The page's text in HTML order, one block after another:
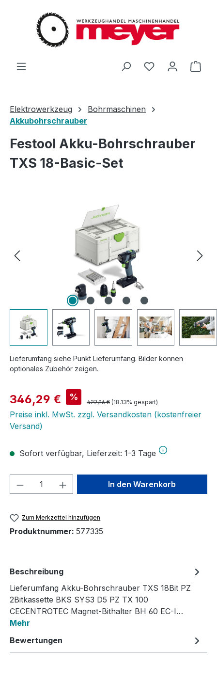
Zum Hauptinhalt springen
Du hast 0
Elektrowerkzeug
Bohrmaschinen
Akkubohrschrauber
Festool Akku-Bohrschrauber
TXS 18-Basic-Set
Bildergalerie überspringen
Lieferumfang siehe Punkt Lieferumfang. Bilder können
optionales Zubehör zeigen.
Verkaufspreis:
346,29 € % Regulärer Preis:
422,96 € (18.13% gespart)
Preise inkl. MwSt. zzgl. Versandkosten (kostenfreier
Versand)
Sofort verfügbar, Lieferzeit: 1-3 Tage
Produkt Anzahl: Gib denIn den Warenkorb
Zum Merkzettel hinzufügen
Produktnummer: 577335
Beschreibung
Lieferumfang Akku-Bohrschrauber TXS 18Bit PZ
2Bitkassette BKS SYS3 D5 PZ TX 100
CECENTROTEC Magnet-Bithalter BH 60 EC-I…
Mehr
Bewertungen